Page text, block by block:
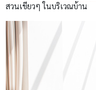
สวนเขียวๆ ในบริเวณบ้าน